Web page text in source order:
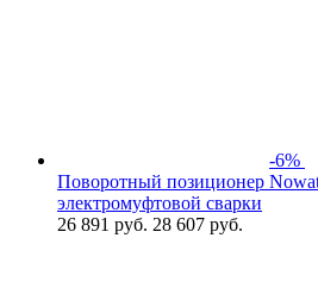
-6%
Поворотный позиционер
электромуфтовой сварки
26 891 руб. 28 607 руб.